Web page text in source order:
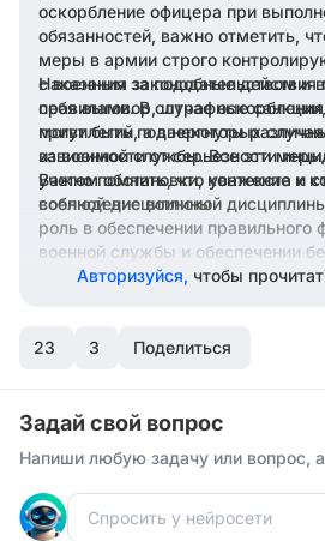
оскорбление офицера при
обязанностей, важно отметить,
меры в армии строго
с военным законодательством и
правилами. В случае
могут быть подвергнуты
зависимости от серьезности
Наказания за подобные действия
себя выговор, штрафные
привилегий, а в некоторых
из военной службы. Все эти
учетом обстановки, контекста и
военной дисциплины.
Важно помнить, что уважение к
соблюдение воинской
роль в обеспечении правильного
военной службы и обеспечении
служащих.
Авторизуйся, чтобы
23 3 Поделиться
Задай свой вопрос
Напиши любую задачу или вопрос,